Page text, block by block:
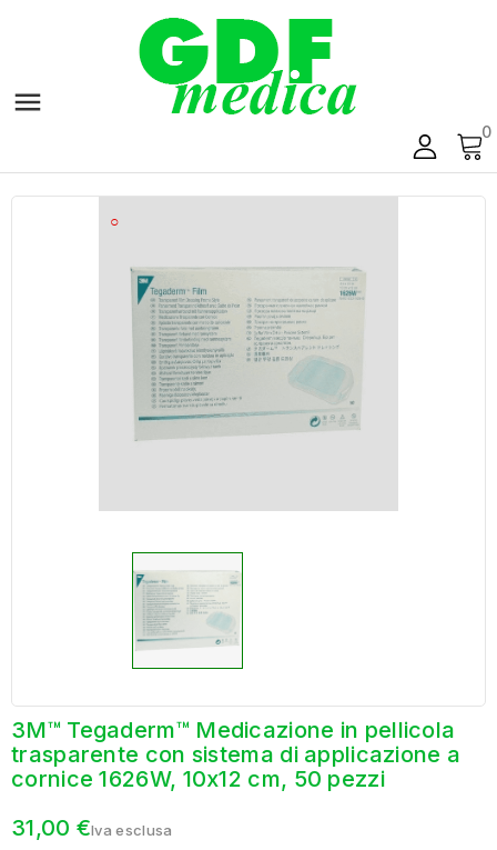

0
○
3M™ Tegaderm™ Medicazione in pellicola
trasparente con sistema di applicazione a
cornice 1626W, 10x12 cm, 50 pezzi
31,00 €Iva esclusa